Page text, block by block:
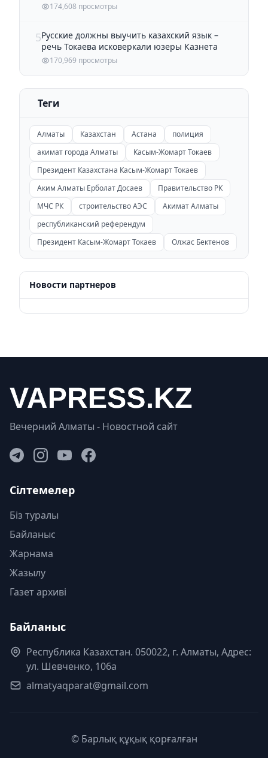
174,608 просмотры
5Русские должны выучить казахский язык –
речь Токаева исковеркали юзеры Казнета
170,969 просмотры
Теги
Алматы Казахстан Астана
полиция
акимат города Алматы
Касым-Жомарт Токаев
Президент Казахстана Касым-Жомарт Токаев
Аким Алматы Ерболат Досаев
Правительство РК
МЧС РК
строительство АЭС
Акимат Алматы
республиканский референдум
Президент Касым-Жомарт Токаев
Олжас Бектенов
Новости партнеров
Вечерний Алматы - Новостной сайт
Сілтемелер
Біз туралы
Байланыс
Жарнама
Жазылу
Газет архиві
Байланыс
Республика Казахстан. 050022, г. Алматы, Адрес:
ул. Шевченко, 106а
almatyaqparat@gmail.com
© Барлық құқық қорғалған